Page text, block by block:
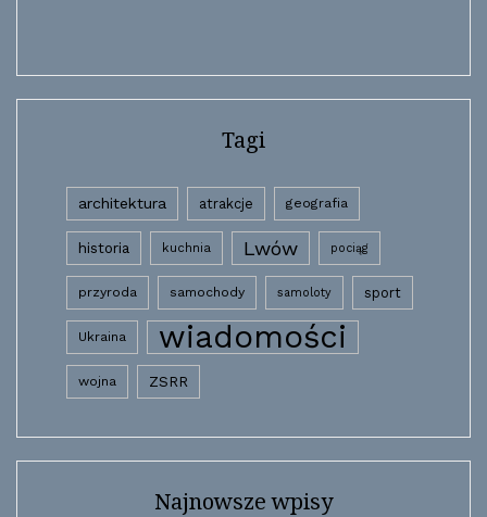
Tagi
architektura atrakcje geografia
historia kuchnia Lwów pociąg
przyroda samochody samoloty sport
Ukraina wiadomości
wojna ZSRR
Najnowsze wpisy